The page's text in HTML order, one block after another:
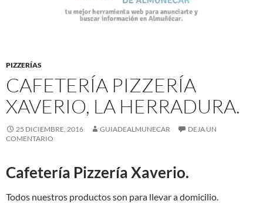
PIZZERÍAS
CAFETERÍA PIZZERÍA
XAVERIO, LA HERRADURA.
25 DICIEMBRE, 2016 GUIADEALMUNECAR
DEJA UN
COMENTARIO
Cafetería Pizzería Xaverio.
Todos nuestros productos son para llevar a domicilio.